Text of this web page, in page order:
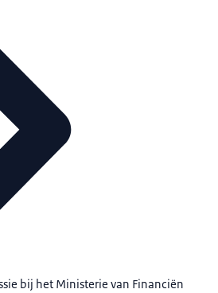
bij het Ministerie van Financiën